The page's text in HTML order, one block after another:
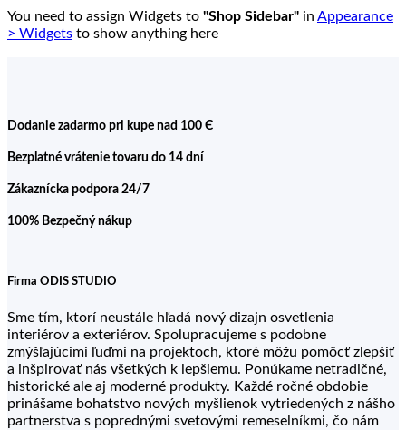
You need to assign Widgets to "Shop Sidebar" in Appearance
> Widgets to show anything here
Dodanie zadarmo pri kupe nad 100 Є
Bezplatné vrátenie tovaru do 14 dní
Zákaznícka podpora 24/7
100% Bezpečný nákup
Firma ODIS STUDIO
Sme tím, ktorí neustále hľadá nový dizajn osvetlenia
interiérov a exteriérov. Spolupracujeme s podobne
zmýšľajúcimi ľuďmi na projektoch, ktoré môžu pomôcť zlepšiť
a inšpirovať nás všetkých k lepšiemu. Ponúkame netradičné,
historické ale aj moderné produkty. Každé ročné obdobie
prinášame bohatstvo nových myšlienok vytriedených z nášho
partnerstva s poprednými svetovými remeselníkmi, čo nám